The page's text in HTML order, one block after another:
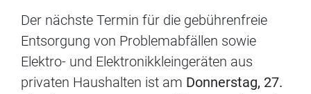
Der nächste Termin für die gebührenfreie
Entsorgung von Problemabfällen sowie
Elektro- und Elektronikkleingeräten aus
privaten Haushalten ist am Donnerstag, 27.